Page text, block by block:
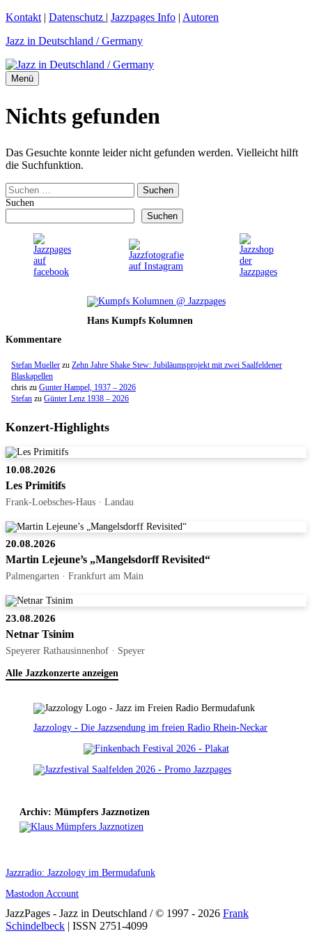
Zum
springen
Kontakt | Datenschutz | Jazzpages Info | Autoren
Jazz in Deutschland / Germany
Menü
Nichts gefunden
Das Gesuchte konnte leider nicht gefunden werden. Vielleicht hilft
die Suchfunktion.
Suchen
nach:
Suchen
Suchen
Hans Kumpfs Kolumnen
Kommentare
Stefan Mueller zu Zehn Jahre Shake Stew: Jubiläumsprojekt mit zwei Saalfeldener
Blaskapellen
chris zu Gunter Hampel, 1937 – 2026
Stefan zu Günter Lenz 1938 – 2026
Konzert-Highlights
10.08.2026
Les Primitifs
Frank-Loebsches-Haus · Landau
20.08.2026
Martin Lejeune’s „Mangelsdorff Revisited“
Palmengarten · Frankfurt am Main
23.08.2026
Netnar Tsinim
Speyerer Rathausinnenhof · Speyer
Alle Jazzkonzerte anzeigen
Jazzology - Die Jazzsendung im freien Radio Rhein-Neckar
Archiv: Mümpfers Jazznotizen
Jazzradio: Jazzology im Bermudafunk
Mastodon Account
JazzPages - Jazz in Deutschland / © 1997 - 2026 Frank
Schindelbeck | ISSN 2751-4099